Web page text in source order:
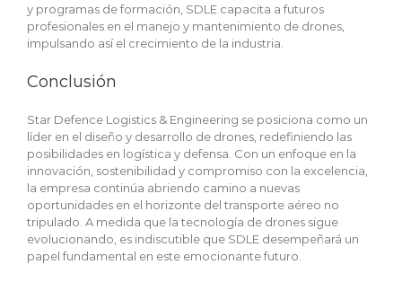
y programas de formación, SDLE capacita a futuros
profesionales en el manejo y mantenimiento de drones,
impulsando así el crecimiento de la industria.
Conclusión
Star Defence Logistics & Engineering se posiciona como un
líder en el diseño y desarrollo de drones, redefiniendo las
posibilidades en logística y defensa. Con un enfoque en la
innovación, sostenibilidad y compromiso con la excelencia,
la empresa continúa abriendo camino a nuevas
oportunidades en el horizonte del transporte aéreo no
tripulado. A medida que la tecnología de drones sigue
evolucionando, es indiscutible que SDLE desempeñará un
papel fundamental en este emocionante futuro.